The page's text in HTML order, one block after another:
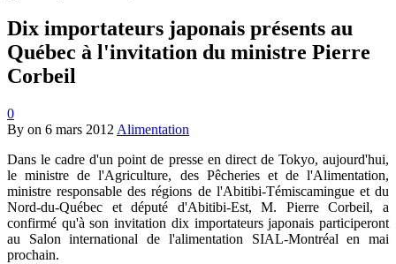
Dix importateurs japonais présents au
Québec à l'invitation du ministre Pierre
Corbeil
0
By on 6 mars 2012 Alimentation
Dans le cadre d'un point de presse en direct de Tokyo, aujourd'hui,
le ministre de l'Agriculture, des Pêcheries et de l'Alimentation,
ministre responsable des régions de l'Abitibi-Témiscamingue et du
Nord-du-Québec et député d'Abitibi-Est, M. Pierre Corbeil, a
confirmé qu'à son invitation dix importateurs japonais participeront
au Salon international de l'alimentation SIAL-Montréal en mai
prochain.